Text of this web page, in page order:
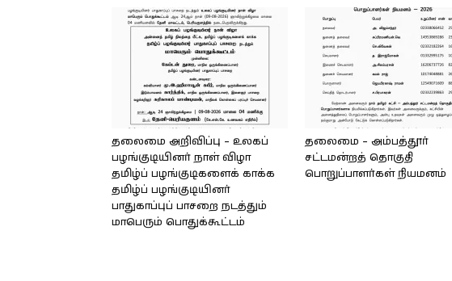
தலைமை அறிவிப்பு – உலகப்
பழங்குடியினர் நாள் விழா
தமிழ்ப் பழங்குடிகளைக் காக்க
தமிழ்ப் பழங்குடியினர்
பாதுகாப்புப் பாசறை நடத்தும்
மாபெரும் பொதுக்கூட்டம்
தலைமை – அம்பத்தூர்
சட்டமன்றத் தொகுதி
பொறுப்பாளர்கள் நியமனம்